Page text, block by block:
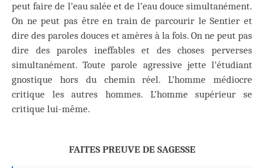
peut faire de l’eau salée et de l’eau douce simultanément.
On ne peut pas être en train de parcourir le Sentier et
dire des paroles douces et amères à la fois. On ne peut pas
dire des paroles ineffables et des choses perverses
simultanément. Toute parole agressive jette l’étudiant
gnostique hors du chemin réel. L’homme médiocre
critique les autres hommes. L’homme supérieur se
critique lui-même.
FAITES PREUVE DE SAGESSE